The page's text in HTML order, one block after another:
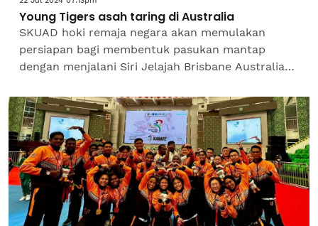
Young Tigers asah taring di Australia
SKUAD hoki remaja negara akan memulakan
persiapan bagi membentuk pasukan mantap
dengan menjalani Siri Jelajah Brisbane Australia
State Hockey Centre,...